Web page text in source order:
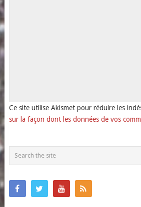
Ce site utilise Akismet pour réduire les
sur la façon dont les données de vos